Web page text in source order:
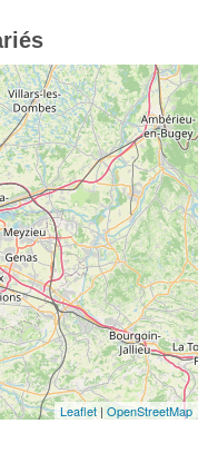
Leaflet |OpenStreetMap